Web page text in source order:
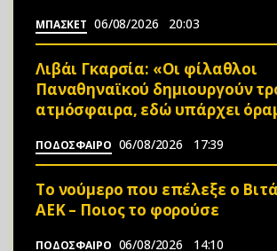
ΜΠΑΣΚΕΤ 06/08/2026 20:03
Λιβάι Γκαρσία: «Οι φίλαθλοι
Παναθηναϊκού δημιουργούν
ατμόσφαιρα, εδώ υπάρχει
ΠΟΔΟΣΦΑΙΡΟ 06/08/2026 17:39
Το νούμερο που επέλεξε ο
ΑΕΚ – Ποιος το φορούσε
ΠΟΔΟΣΦΑΙΡΟ 06/08/2026 14:10